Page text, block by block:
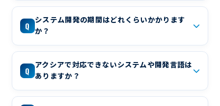
Q
システム開発の期間はどれくらいかかります
か？
Q
アクシアで対応できないシステムや開発言語は
ありますか？